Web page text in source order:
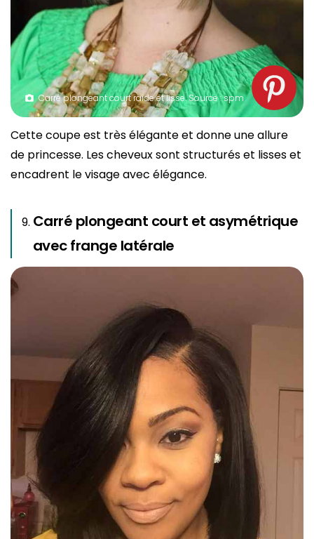
Carré plongeant court raide et lisse. Source : spm
Cette coupe est très élégante et donne une allure
de princesse. Les cheveux sont structurés et lisses et
encadrent le visage avec élégance.
Carré plongeant court et asymétrique
avec frange latérale